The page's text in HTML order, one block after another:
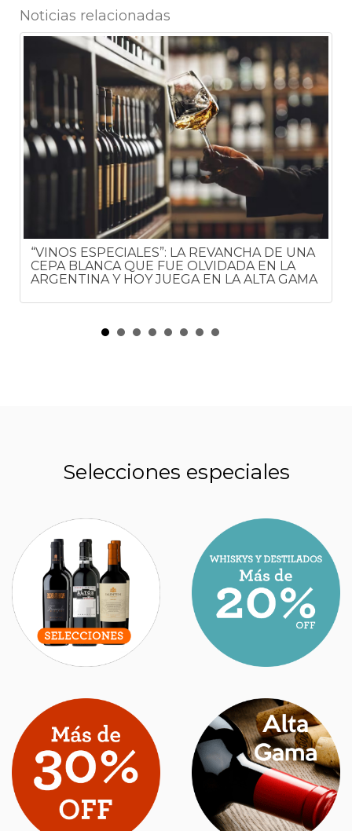
Noticias relacionadas
“VINOS ESPECIALES”: LA REVANCHA DE UNA
CEPA BLANCA QUE FUE OLVIDADA EN LA
ARGENTINA Y HOY JUEGA EN LA ALTA GAMA
2026
Selecciones especiales